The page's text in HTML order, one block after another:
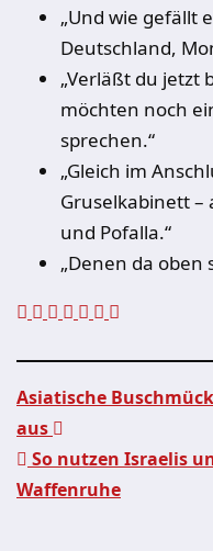
„Und wie gefällt
Deutschland,
„Verläßt du jetzt
möchten noch
sprechen.“
„Gleich im
Gruselkabinett –
und Pofalla.“
„Denen da oben
Asiatische
aus
So nutzen Israelis
Waffenruhe